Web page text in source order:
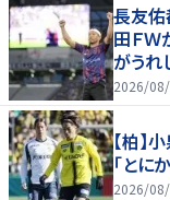
長友
田ＦＷ
がうれ
2026/
【柏】
「とに
2026/